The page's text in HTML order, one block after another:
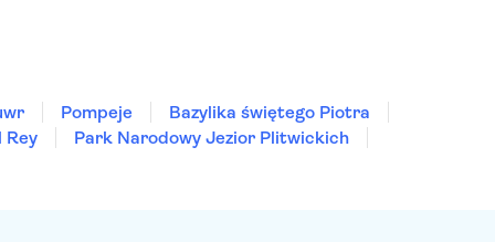
Pompeje
Bazylika świętego Piotra
Rey
Park Narodowy Jezior Plitwickich